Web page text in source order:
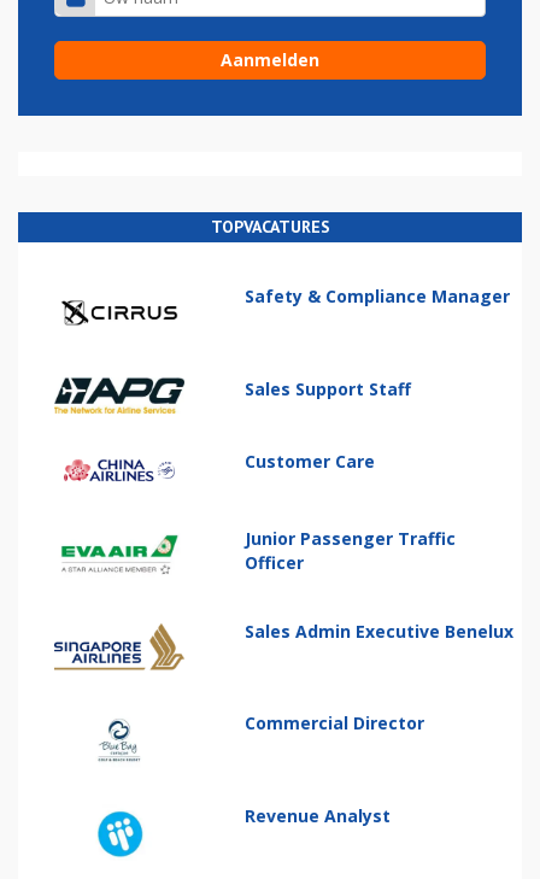
TOPVACATURES
Safety & Compliance Manager
Sales Support Staff
Customer Care
Junior Passenger Traffic
Officer
Sales Admin Executive Benelux
Commercial Director
Revenue Analyst